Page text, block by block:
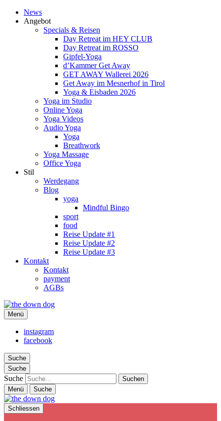
News
Angebot
Specials & Reisen
Day Retreat im HEY CLUB
Day Retreat im ROSSO
Gipfel-Yoga
d’Kammer Get Away
GET AWAY Wallerei 2026
Get Away im Mesnerhof in Tirol
Yoga & Eisbaden 2026
Yoga im Studio
Online Yoga
Yoga Videos
Audio Yoga
Yoga
Breathwork
Yoga Massage
Office Yoga
Stil
Werdegang
Blog
yoga
Mindful Bingo
sport
food
Reise Update #1
Reise Update #2
Reise Update #3
Kontakt
Kontakt
payment
AGBs
the down dog
Christina Ilchman
Menü
instagram
facebook
Suche
Suche
Suche
Menü Suche
Schliessen